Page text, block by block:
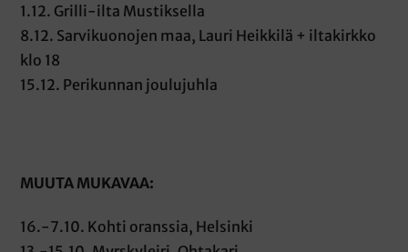
1.12. Grilli-ilta Mustiksella
8.12. Sarvikuonojen maa, Lauri Heikkilä + iltakirkko
klo 18
15.12. Perikunnan joulujuhla
MUUTA MUKAVAA:
16.-7.10. Kohti oranssia, Helsinki